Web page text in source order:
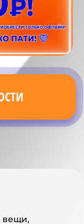
вещи,